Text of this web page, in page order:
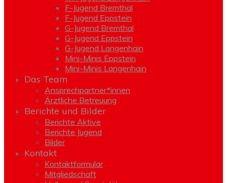
F-Jugend Bremthal
F-Jugend Eppstein
G-Jugend Bremthal
G-Jugend Eppstein
G-Jugend Langenhain
Mini-Minis Eppstein
Mini-Minis Langenhain
Das Team
Ansprechpartner*innen
Ärztliche Betreuung
Berichte und Bilder
Berichte Aktive
Berichte Jugend
Bilder
Kontakt
Kontaktformular
Mitgliedschaft